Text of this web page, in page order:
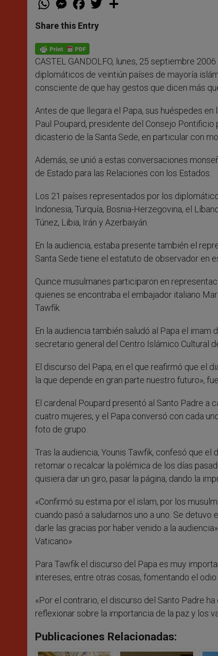
t
s
p
p
e
s
e
g
e
r
a
e
b
o
k
w
Share this Entry
CASTEL GANDOLFO, lunes, 25 septiembre 2006
diplomáticos de veintiún países de mayoría
consciente de que hay gestos que dicen más
Antes de que llegara el Papa, sus huéspedes
Paul Poupard, presidente del Consejo
dicasterio de la Santa Sede, en particular con
Además, se unió a estas conversaciones
de Estado para las Relaciones con los Estados.
Los 21 países representados por los
Indonesia, Turquía, Bosnia-Herzegovina, el
Túnez, Libia, Irán y Azerbaiyán.
En la audiencia, estaba presente también el
Santa Sede tiene el estatuto de observador en
Quince musulmanes participaron en
quienes se encontraba el embajador italiano
Tawfik.
En la audiencia también saludó al Papa el imam
secretario general del Centro Islámico Cultural
El discurso del Papa, en el que reafirmó que el
la que depende en gran parte nuestro futuro»,
El cardenal Poupard presentó al Santo Padre a
cuatro mujeres, y el Papa conversó con cada
foto de grupo.
Tras la audiencia, Younis Tawfik, confesó que
retomar o recalcar la polémica de los días
quisiera dar un giro, pasar la página, dando la
«Confirmó su estima por el islam, por los
cuando pasó a saludarnos uno a uno. Se
darle las gracias por haber venido a la
Vaticano».
Para Tawfik el discurso del Papa es muy
intereses, entre otras cosas, fomentando el
«Por el contrario, el discurso del Santo Padre
reflexionar sobre la importancia de la paz y los
Publicaciones Relacionadas: